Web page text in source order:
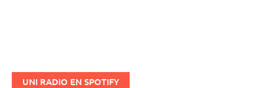
UNI RADIO EN SPOTIFY